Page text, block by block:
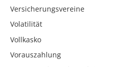
Versicherungsvereine
Volatilität
Vollkasko
Vorauszahlung